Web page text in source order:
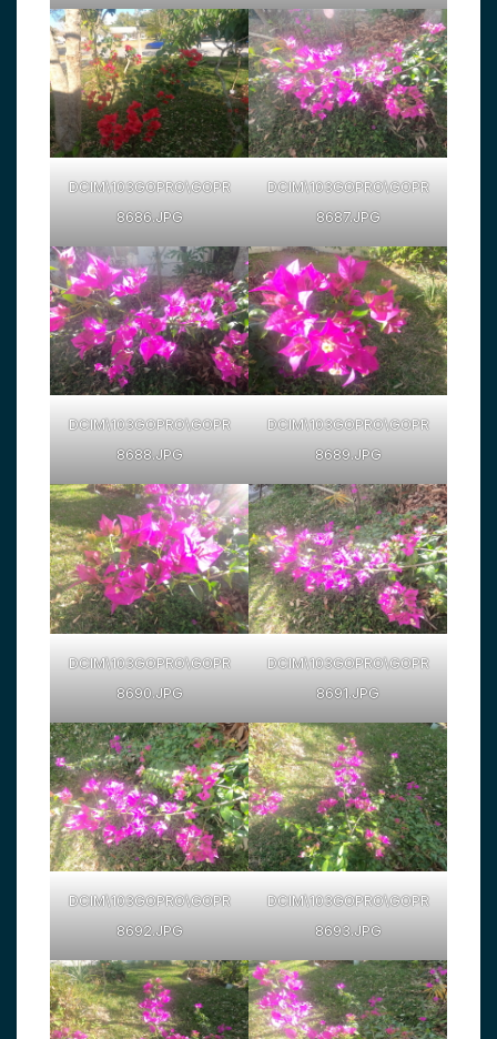
DCIM\103GOPRO\GOPR
8686.JPG
DCIM\103GOPRO\GOPR
8687.JPG
DCIM\103GOPRO\GOPR
8688.JPG
DCIM\103GOPRO\GOPR
8689.JPG
DCIM\103GOPRO\GOPR
8690.JPG
DCIM\103GOPRO\GOPR
8691.JPG
DCIM\103GOPRO\GOPR
8692.JPG
DCIM\103GOPRO\GOPR
8693.JPG